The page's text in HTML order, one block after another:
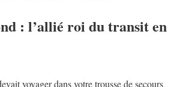
: l’allié roi du transit en
voyager dans votre trousse de secours